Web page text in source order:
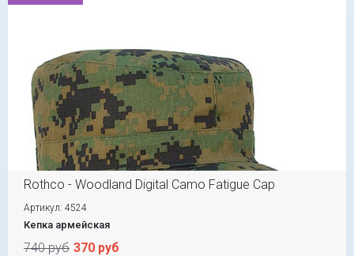
Rothco - Woodland Digital Camo Fatigue Cap
Артикул: 4524
Кепка армейская
740 руб 370 руб